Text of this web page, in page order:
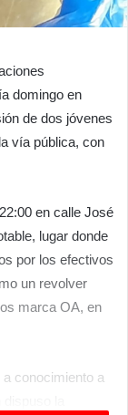
domingo en
de dos jóvenes
vía pública, con
en calle José
lugar donde
por los efectivos
un revolver
marca OA, en
conocimiento a